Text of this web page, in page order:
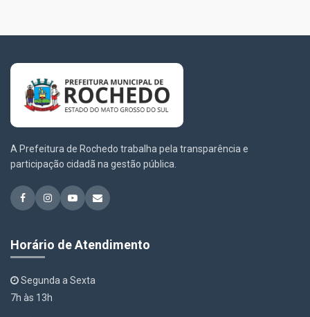
A Prefeitura de Rochedo trabalha pela transparência e
participação cidadã na gestão pública.
Horário de Atendimento
Segunda a Sexta
7h às 13h